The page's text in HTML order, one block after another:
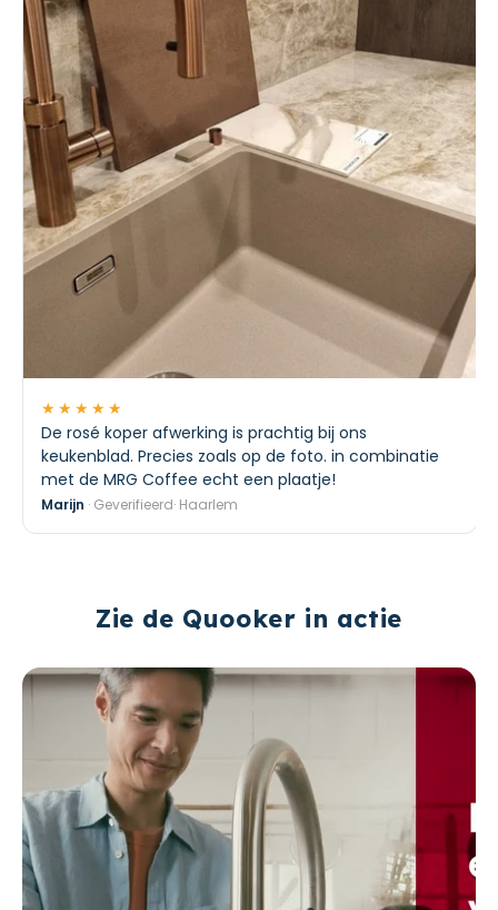
★★★★★
De rosé koper afwerking is prachtig bij ons
keukenblad. Precies zoals op de foto. in combinatie
met de MRG Coffee echt een plaatje!
Marijn · Geverifieerd· Haarlem
Zie de Quooker in actie